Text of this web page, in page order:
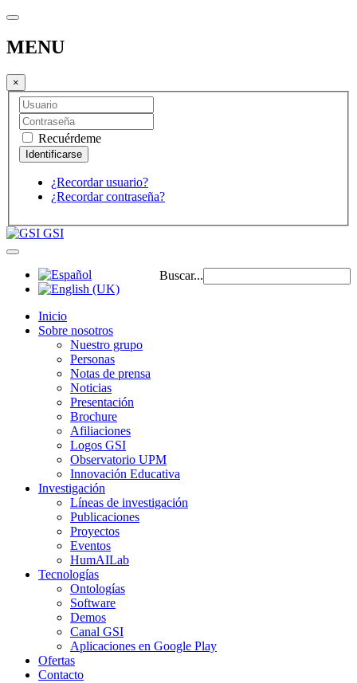
MENU
×
Recuérdeme
¿Recordar usuario?
¿Recordar contraseña?
GSI
Buscar...
Inicio
Sobre nosotros
Nuestro grupo
Personas
Notas de prensa
Noticias
Presentación
Brochure
Afiliaciones
Logos GSI
Observatorio UPM
Innovación Educativa
Investigación
Líneas de investigación
Publicaciones
Proyectos
Eventos
HumAILab
Tecnologías
Ontologías
Software
Demos
Canal GSI
Aplicaciones en Google Play
Ofertas
Contacto